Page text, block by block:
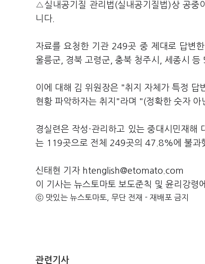
△실내공기질 관리법(실내공기질법)상 공
니다.
자료를 요청한 기관 249곳 중 제대로 답변
울릉군, 경북 고령군, 충북 청주시, 세종시 등
이에 대해 김 위원장은 "취지 자체가 특정 답
현황 파악하자는 취지"라며 "(정확한 숫자
경실련은 작성·관리하고 있는 중대시민재해
는 119곳으로 전체 249곳의 47.8%에 불과
신태현 기자 htenglish@etomato.com
이 기사는 뉴스토마토 보도준칙 및 윤리강령
ⓒ 맛있는 뉴스토마토, 무단 전재 - 재배포 금지
관련기사